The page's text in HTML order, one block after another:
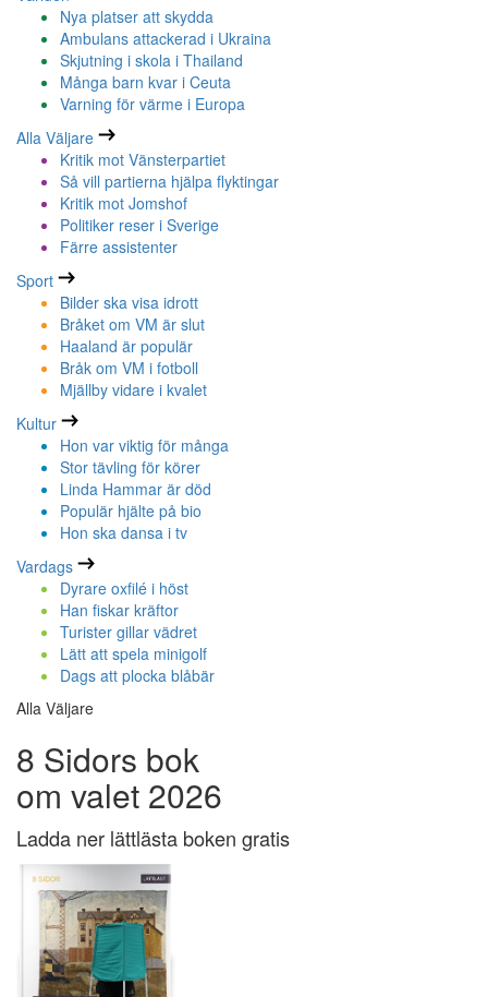
Nya platser att skydda
Ambulans attackerad i Ukraina
Skjutning i skola i Thailand
Många barn kvar i Ceuta
Varning för värme i Europa
Alla Väljare
Kritik mot Vänsterpartiet
Så vill partierna hjälpa flyktingar
Kritik mot Jomshof
Politiker reser i Sverige
Färre assistenter
Sport
Bilder ska visa idrott
Bråket om VM är slut
Haaland är populär
Bråk om VM i fotboll
Mjällby vidare i kvalet
Kultur
Hon var viktig för många
Stor tävling för körer
Linda Hammar är död
Populär hjälte på bio
Hon ska dansa i tv
Vardags
Dyrare oxfilé i höst
Han fiskar kräftor
Turister gillar vädret
Lätt att spela minigolf
Dags att plocka blåbär
Alla Väljare
8 Sidors bok
om valet 2026
Ladda ner lättlästa boken gratis